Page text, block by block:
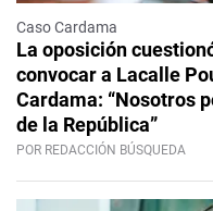
Caso Cardama
La oposición
convocar a Lacalle
Cardama: “Nosotros
de la República”
POR REDACCIÓN BÚSQUEDA